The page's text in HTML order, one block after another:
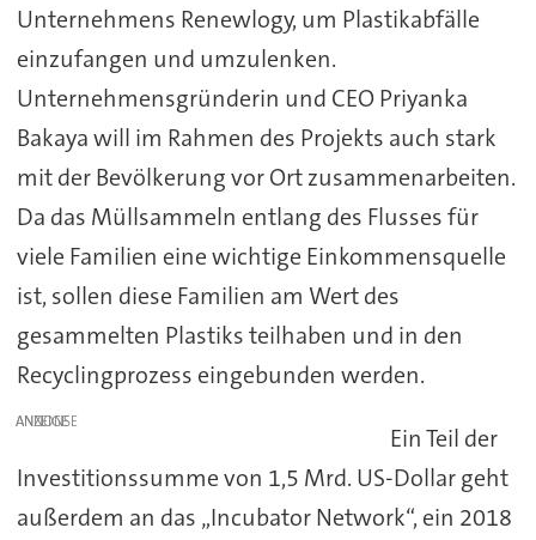
Unternehmens Renewlogy, um Plastikabfälle
einzufangen und umzulenken.
Unternehmensgründerin und CEO Priyanka
Bakaya will im Rahmen des Projekts auch stark
mit der Bevölkerung vor Ort zusammenarbeiten.
Da das Müllsammeln entlang des Flusses für
viele Familien eine wichtige Einkommensquelle
ist, sollen diese Familien am Wert des
gesammelten Plastiks teilhaben und in den
Recyclingprozess eingebunden werden.
ANZEIGE
Ein Teil der
Investitionssumme von 1,5 Mrd. US-Dollar geht
außerdem an das „Incubator Network“, ein 2018